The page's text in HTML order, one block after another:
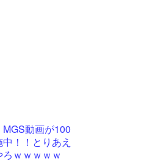
MGS動画が100
！！とりあえ
ｗｗｗｗｗ